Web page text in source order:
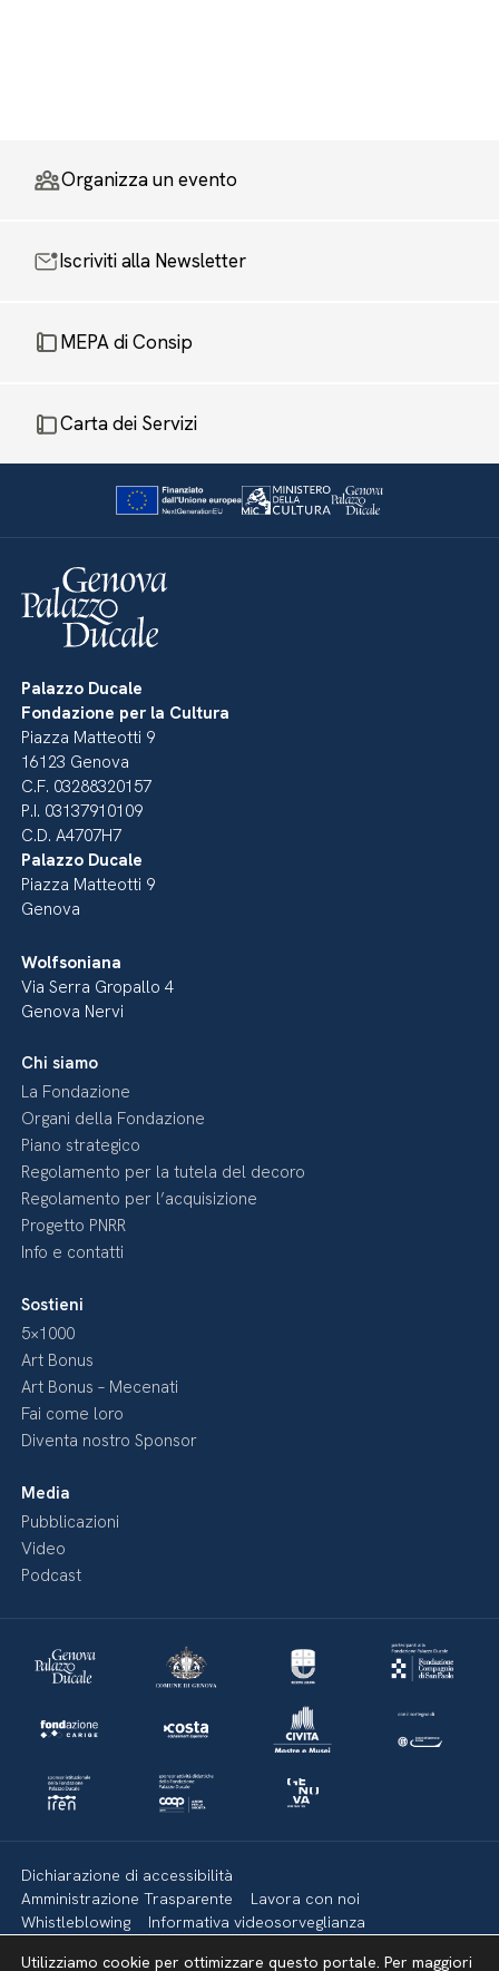
Organizza un evento
Iscriviti alla Newsletter
MEPA di Consip
Carta dei Servizi
Palazzo Ducale
Fondazione per la Cultura
Piazza Matteotti 9
16123 Genova
C.F. 03288320157
P.I. 03137910109
C.D. A4707H7
Palazzo Ducale
Piazza Matteotti 9
Genova
Wolfsoniana
Via Serra Gropallo 4
Genova Nervi
Chi siamo
La Fondazione
Organi della Fondazione
Piano strategico
Regolamento per la tutela del decoro
Regolamento per l’acquisizione
Progetto PNRR
Info e contatti
Sostieni
5×1000
Art Bonus
Art Bonus – Mecenati
Fai come loro
Diventa nostro Sponsor
Media
Pubblicazioni
Video
Podcast
Dichiarazione di accessibilità
Amministrazione Trasparente
Lavora con noi
Whistleblowing
Informativa videosorveglianza
Utilizziamo cookie per ottimizzare questo portale. Per maggiori